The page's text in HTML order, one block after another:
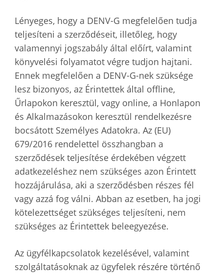
Lényeges, hogy a DENV-G megfelelően tudja
teljesíteni a szerződéseit, illetőleg, hogy
valamennyi jogszabály által előírt, valamint
könyvelési folyamatot végre tudjon hajtani.
Ennek megfelelően a DENV-G-nek szüksége
lesz bizonyos, az Érintettek által offline,
Űrlapokon keresztül, vagy online, a Honlapon
és Alkalmazásokon keresztül rendelkezésre
bocsátott Személyes Adatokra. Az (EU)
679/2016 rendelettel összhangban a
szerződések teljesítése érdekében végzett
adatkezeléshez nem szükséges azon Érintett
hozzájárulása, aki a szerződésben részes fél
vagy azzá fog válni. Abban az esetben, ha jogi
kötelezettséget szükséges teljesíteni, nem
szükséges az Érintettek beleegyezése.
Az ügyfélkapcsolatok kezelésével, valamint
szolgáltatásoknak az ügyfelek részére történő